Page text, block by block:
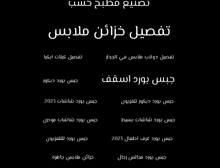
تصنيع مطبخ خشب
تفصيل خزائن ملابس
تفصيل دولاب ملابس في الجدار تفصيل كبتات ايكيا
جبس بورد اسقف جبس بورد ديكور
جبس بورد ديكور تلفزيون جبس بورد شاشات 2023
جبس بورد شاشات بسيط جبس بورد شاشات مودرن
جبس بورد غرف اطفال 2023 جبس بورد للتلفزيون
جبس بورد مجالس رجال خزائن ملابس جاهزة